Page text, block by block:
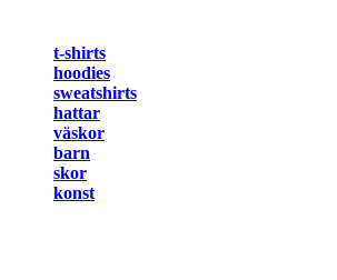
t-shirts
hoodies
sweatshirts
hattar
väskor
barn
skor
konst